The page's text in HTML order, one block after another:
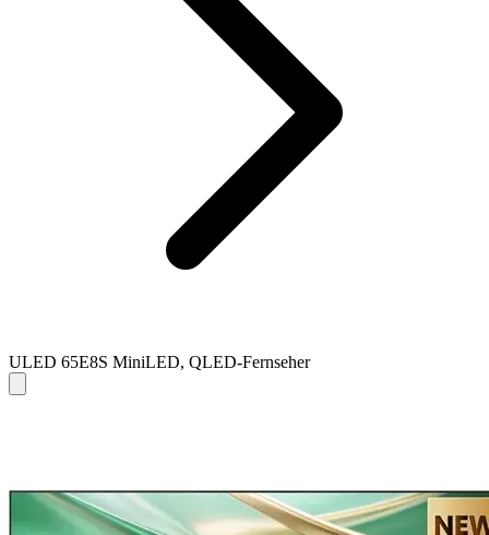
ULED 65E8S MiniLED, QLED-Fernseher